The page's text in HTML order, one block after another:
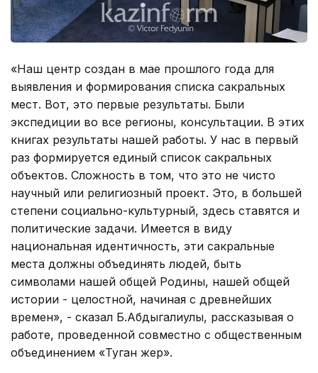
«Наш центр создан в мае прошлого года для
выявления и формирования списка сакральных
мест. Вот, это первые результаты. Были
экспедиции во все регионы, консультации. В этих
книгах результаты нашей работы. У нас в первый
раз формируется единый список сакральных
объектов. Сложность в том, что это не чисто
научный или религиозный проект. Это, в большей
степени социально-культурный, здесь ставятся и
политические задачи. Имеется в виду
национальная идентичность, эти сакральные
места должны объединять людей, быть
символами нашей общей Родины, нашей общей
истории - целостной, начиная с древнейших
времен», - сказал Б.Абдыгалиулы, рассказывая о
работе, проведенной совместно с общественным
объединением «Туган жер».